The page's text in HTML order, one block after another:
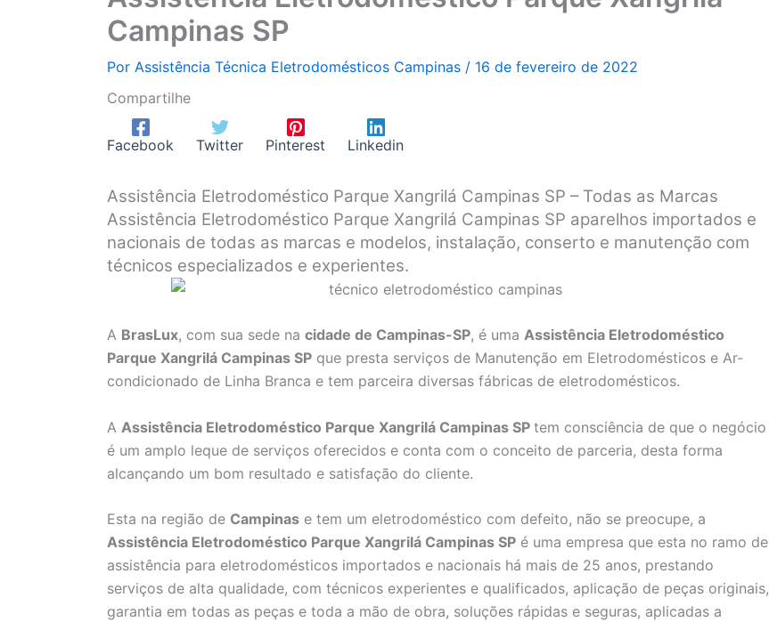
Campinas SP
Por Assistência Técnica Eletrodomésticos Campinas / 16 de fevereiro de 2022
Compartilhe
Facebook Twitter Pinterest Linkedin
Assistência Eletrodoméstico Parque Xangrilá Campinas SP – Todas as Marcas
Assistência Eletrodoméstico Parque Xangrilá Campinas SP aparelhos importados e
nacionais de todas as marcas e modelos, instalação, conserto e manutenção com
técnicos especializados e experientes.
A BrasLux, com sua sede na cidade de Campinas-SP, é uma Assistência Eletrodoméstico
Parque Xangrilá Campinas SP que presta serviços de Manutenção em Eletrodomésticos e Ar-
condicionado de Linha Branca e tem parceira diversas fábricas de eletrodomésticos.
A Assistência Eletrodoméstico Parque Xangrilá Campinas SP tem consciência de que o negócio
é um amplo leque de serviços oferecidos e conta com o conceito de parceria, desta forma
alcançando um bom resultado e satisfação do cliente.
Esta na região de Campinas e tem um eletrodoméstico com defeito, não se preocupe, a
Assistência Eletrodoméstico Parque Xangrilá Campinas SP é uma empresa que esta no ramo de
assistência para eletrodomésticos importados e nacionais há mais de 25 anos, prestando
serviços de alta qualidade, com técnicos experientes e qualificados, aplicação de peças originais,
garantia em todas as peças e toda a mão de obra, soluções rápidas e seguras, aplicadas a